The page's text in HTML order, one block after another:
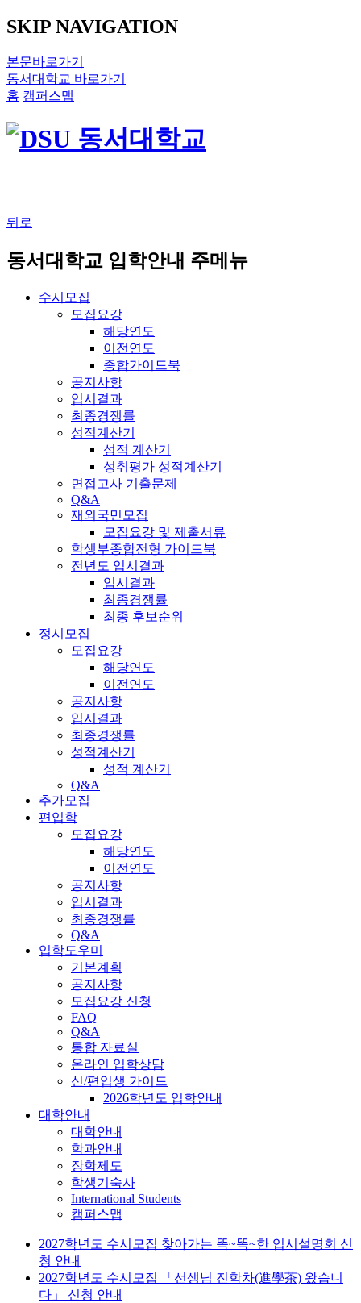
SKIP NAVIGATION
본문바로가기
동서대학교 바로가기
홈 캠퍼스맵
뒤로
동서대학교 입학안내 주메뉴
수시모집
모집요강
해당연도
이전연도
종합가이드북
공지사항
입시결과
최종경쟁률
성적계산기
성적 계산기
성취평가 성적계산기
면접고사 기출문제
Q&A
재외국민모집
모집요강 및 제출서류
학생부종합전형 가이드북
전년도 입시결과
입시결과
최종경쟁률
최종 후보순위
정시모집
모집요강
해당연도
이전연도
공지사항
입시결과
최종경쟁률
성적계산기
성적 계산기
Q&A
추가모집
편입학
모집요강
해당연도
이전연도
공지사항
입시결과
최종경쟁률
Q&A
입학도우미
기본계획
공지사항
모집요강 신청
FAQ
Q&A
통합 자료실
온라인 입학상담
신/편입생 가이드
2026학년도 입학안내
대학안내
대학안내
학과안내
장학제도
학생기숙사
International Students
캠퍼스맵
2027학년도 수시모집 찾아가는 똑~똑~한 입시설명회 신
청 안내
2027학년도 수시모집 「선생님 진학차(進學茶) 왔습니
다」 신청 안내